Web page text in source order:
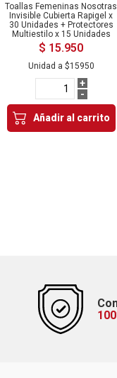
Toallas Femeninas Nosotras
Invisible Cubierta Rapigel x
30 Unidades + Protectores
Multiestilo x 15 Unidades
$ 15.950
Unidad a $15950
+
-
Añadir al carrito